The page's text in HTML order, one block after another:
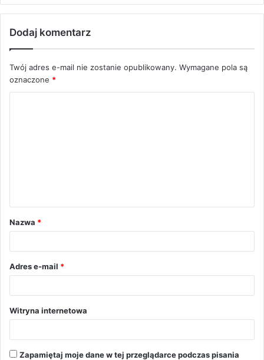
Dodaj komentarz
Twój adres e-mail nie zostanie opublikowany. Wymagane pola są
oznaczone *
a
r
Nazwa *
Adres e-mail *
Witryna internetowa
Zapamiętaj moje dane w tej przeglądarce podczas pisania